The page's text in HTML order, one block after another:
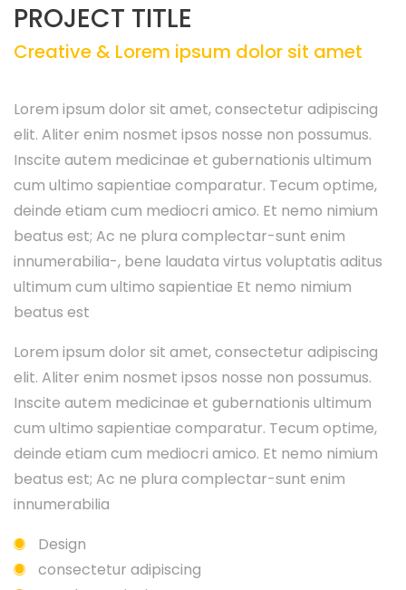
PROJECT TITLE
Creative & Lorem ipsum dolor sit amet
Lorem ipsum dolor sit amet, consectetur adipiscing
elit. Aliter enim nosmet ipsos nosse non possumus.
Inscite autem medicinae et gubernationis ultimum
cum ultimo sapientiae comparatur. Tecum optime,
deinde etiam cum mediocri amico. Et nemo nimium
beatus est; Ac ne plura complectar-sunt enim
innumerabilia-, bene laudata virtus voluptatis aditus
ultimum cum ultimo sapientiae Et nemo nimium
beatus est
Lorem ipsum dolor sit amet, consectetur adipiscing
elit. Aliter enim nosmet ipsos nosse non possumus.
Inscite autem medicinae et gubernationis ultimum
cum ultimo sapientiae comparatur. Tecum optime,
deinde etiam cum mediocri amico. Et nemo nimium
beatus est; Ac ne plura complectar-sunt enim
innumerabilia
Design
consectetur adipiscing